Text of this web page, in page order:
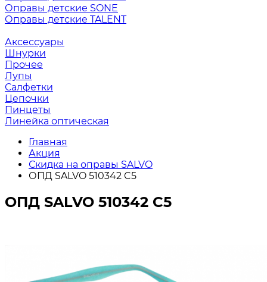
Оправы детские SONE
Оправы детские TALENT
Аксессуары
Шнурки
Прочее
Лупы
Салфетки
Цепочки
Пинцеты
Линейка оптическая
Главная
Акция
Скидка на оправы SALVO
ОПД SALVO 510342 C5
ОПД SALVO 510342 C5